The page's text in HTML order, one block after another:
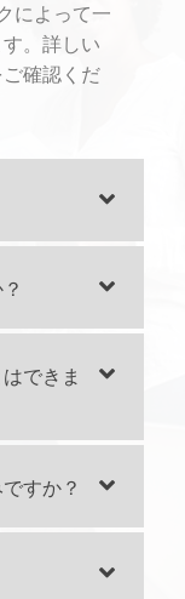
によって一
。詳しい
ご確認くだ
できま
すか？